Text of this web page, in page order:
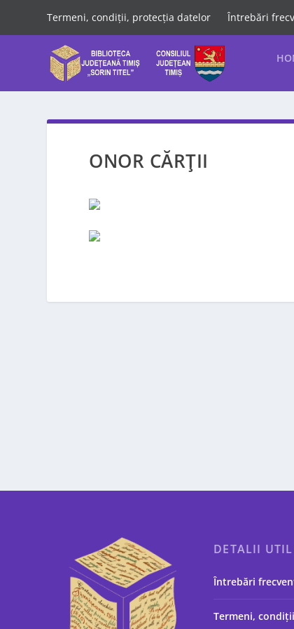
Termeni, condiții, protecția datelor Întrebări
ONOR CĂRŢII
DETALII
Întrebări
Termeni,